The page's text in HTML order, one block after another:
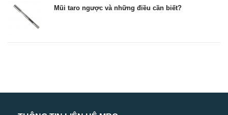
Mũi taro ngược và những điều cần biết?